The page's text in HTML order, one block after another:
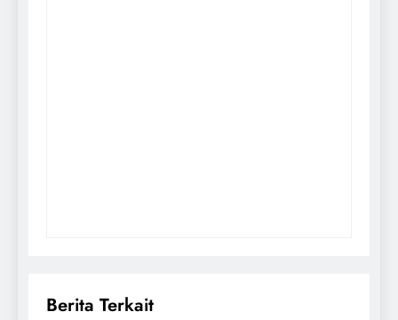
Berita Terkait